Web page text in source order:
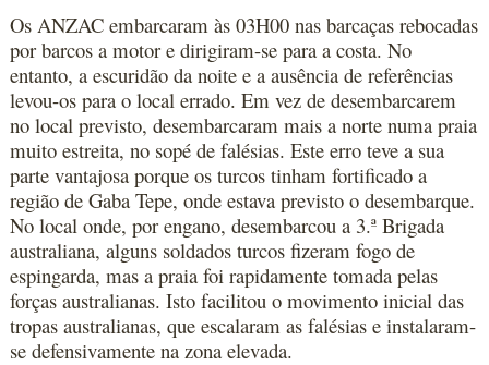
Os ANZAC embarcaram às 03H00 nas barcaças rebocadas
por barcos a motor e dirigiram-se para a costa. No
entanto, a escuridão da noite e a ausência de referências
levou-os para o local errado. Em vez de desembarcarem
no local previsto, desembarcaram mais a norte numa praia
muito estreita, no sopé de falésias. Este erro teve a sua
parte vantajosa porque os turcos tinham fortificado a
região de Gaba Tepe, onde estava previsto o desembarque.
No local onde, por engano, desembarcou a 3.ª Brigada
australiana, alguns soldados turcos fizeram fogo de
espingarda, mas a praia foi rapidamente tomada pelas
forças australianas. Isto facilitou o movimento inicial das
tropas australianas, que escalaram as falésias e instalaram-
se defensivamente na zona elevada.